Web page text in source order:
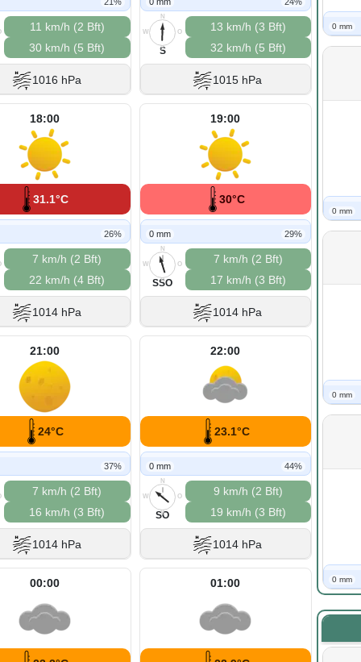
11 km/h (2 Bft)
30 km/h (5 Bft)
1016 hPa
N
O
S
W
S
13 km/h (3 Bft)
32 km/h (5 Bft)
1015 hPa
18:00
31.1°C
26%
7 km/h (2 Bft)
22 km/h (4 Bft)
1014 hPa
19:00
30°C
0 mm 29%
N
O
S
W
SSO
7 km/h (2 Bft)
17 km/h (3 Bft)
1014 hPa
21:00
24°C
37%
7 km/h (2 Bft)
16 km/h (3 Bft)
1014 hPa
22:00
23.1°C
0 mm 44%
N
O
S
W
SO
9 km/h (2 Bft)
19 km/h (3 Bft)
1014 hPa
00:00 01:00
0 mm
0 mm
0 mm
0 mm